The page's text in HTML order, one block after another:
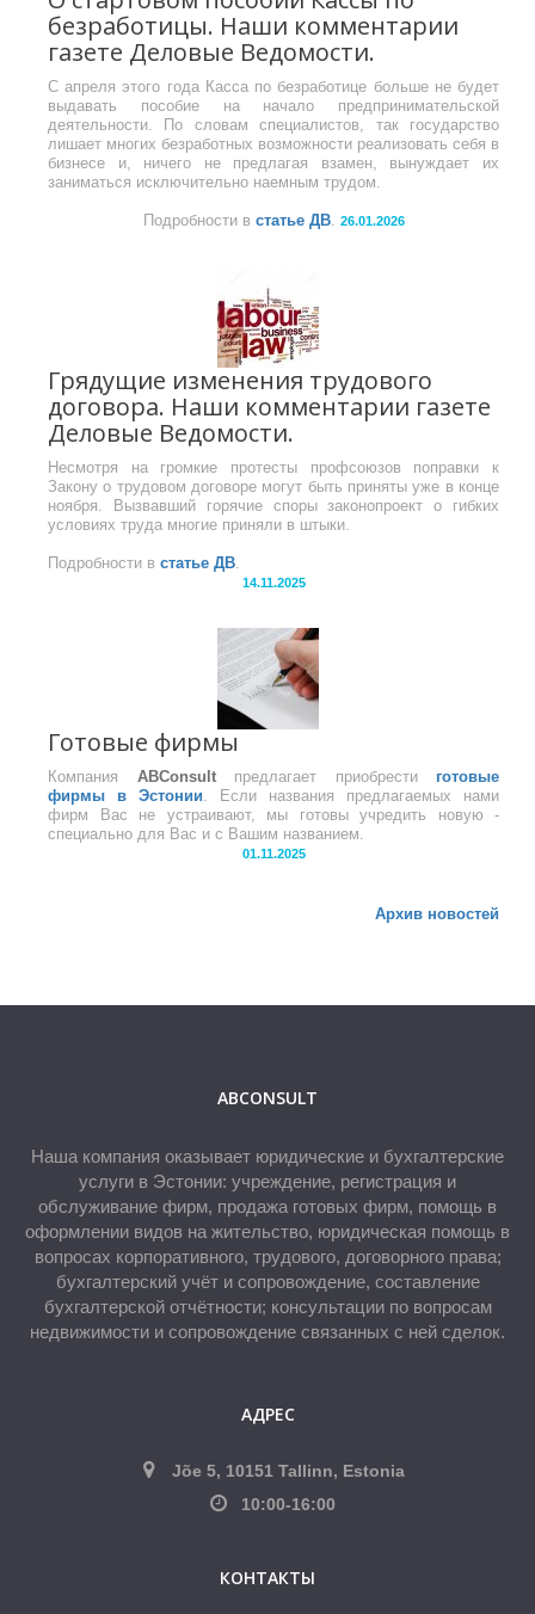
безработицы. Наши комментарии
газете Деловые Ведомости.
С апреля этого года Касса по безработице больше не будет
выдавать пособие на начало предпринимательской
деятельности. По словам специалистов, так государство
лишает многих безработных возможности реализовать себя в
бизнесе и, ничего не предлагая взамен, вынуждает их
заниматься исключительно наемным трудом.
Подробности в статье ДВ. 26.01.2026
Грядущие изменения трудового
договора. Наши комментарии газете
Деловые Ведомости.
Несмотря на громкие протесты профсоюзов поправки к
Закону о трудовом договоре могут быть приняты уже в конце
ноября. Вызвавший горячие споры законопроект о гибких
условиях труда многие приняли в штыки.
Подробности в статье ДВ.
14.11.2025
Готовые фирмы
Компания ABConsultпредлагает приобрести готовые
фирмы в Эстонии. Если названия предлагаемых нами
фирм Вас не устраивают, мы готовы учредить новую -
специально для Вас и с Вашим названием.
01.11.2025
Архив новостей
ABCONSULT
Наша компания оказывает юридические и бухгалтерские
услуги в Эстонии: учреждение, регистрация и
обслуживание фирм, продажа готовых фирм, помощь в
оформлении видов на жительство, юридическая помощь в
вопросах корпоративного, трудового, договорного права;
бухгалтерский учёт и сопровождение, составление
бухгалтерской отчётности; консультации по вопросам
недвижимости и сопровождение связанных с ней сделок.
АДРЕС
Jõe 5, 10151 Tallinn, Estonia
10:00-16:00
КОНТАКТЫ